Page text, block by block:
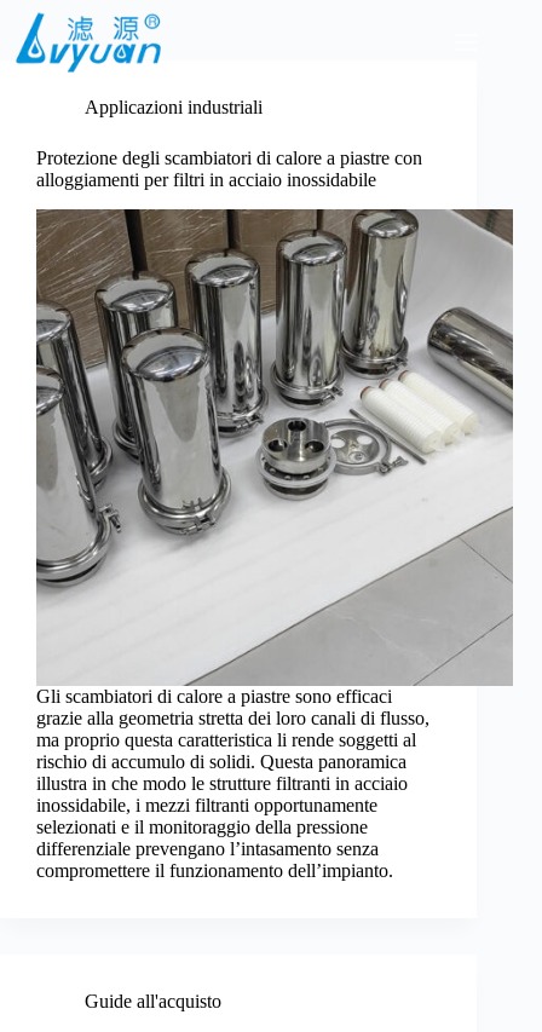
contenuto
Applicazioni industriali
Protezione degli scambiatori di calore a piastre con
alloggiamenti per filtri in acciaio inossidabile
Gli scambiatori di calore a piastre sono efficaci
grazie alla geometria stretta dei loro canali di flusso,
ma proprio questa caratteristica li rende soggetti al
rischio di accumulo di solidi. Questa panoramica
illustra in che modo le strutture filtranti in acciaio
inossidabile, i mezzi filtranti opportunamente
selezionati e il monitoraggio della pressione
differenziale prevengano l’intasamento senza
compromettere il funzionamento dell’impianto.
Guide all'acquisto